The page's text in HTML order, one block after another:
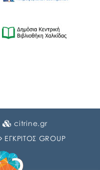
citrine.gr
ΕΓΚΡΙΤΟΣ GROUP